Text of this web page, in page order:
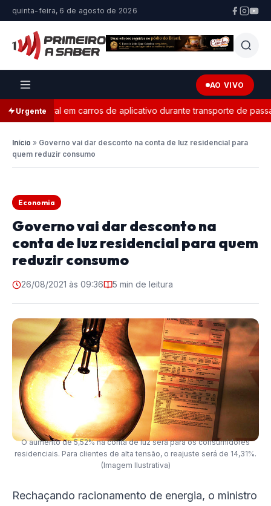
quinta-feira, 6 de agosto de 2026
AO VIVO
Urgente
eleitoral em carros de aplicativo durante transporte de
Início » Governo vai dar desconto na conta de luz residencial para
quem reduzir consumo
Economia
Governo vai dar desconto na
conta de luz residencial para quem
reduzir consumo
26/08/2021 às 09:36 5 min de leitura
O aumento de 5,52% na conta de luz será para os consumidores
residenciais. Para clientes de alta tensão, o reajuste será de 14,31%.
(Imagem Ilustrativa)
Rechaçando racionamento de energia, o ministro